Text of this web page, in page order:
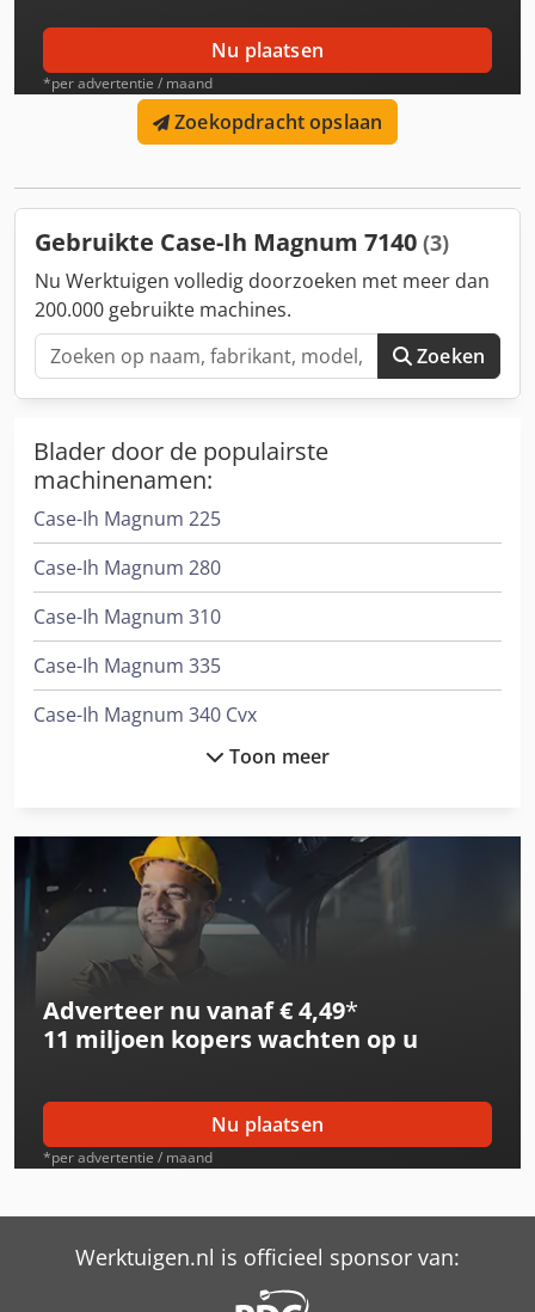
Nu plaatsen
*per advertentie / maand
Zoekopdracht opslaan
Gebruikte Case-Ih Magnum 7140 (3)
Nu Werktuigen volledig doorzoeken met meer dan
200.000 gebruikte machines.
Zoeken
Blader door de populairste
machinenamen:
Case-Ih Magnum 225
Case-Ih Magnum 280
Case-Ih Magnum 310
Case-Ih Magnum 335
Case-Ih Magnum 340 Cvx
Case-Ih Magnum 7110
Case-Ih Magnum 7130
Case-Ih Magnum 7210
Case-Ih Magnum 7210 Pro
Case-Ih Magnum 7220
Case-Ih Magnum 7220 Pro
Case-Ih Magnum 7230
Case-Ih Magnum 7230 Pro
Case-Ih Magnum 7240 Pro
Toon meer
Adverteer nu vanaf € 4,49*
11 miljoen koperswachten op u
Nu plaatsen
*per advertentie / maand
Werktuigen.nl is officieel sponsor van: